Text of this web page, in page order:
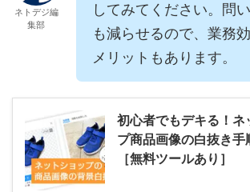
ネトデジ編
集部
してみてください。問
も減らせるので、業務
メリットもあります。
初心者でもデキる！ネ
プ商品画像の白抜き手
［無料ツールあり］